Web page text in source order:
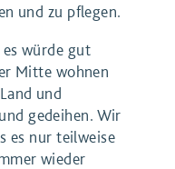
und zu pflegen.
würde gut
Mitte wohnen
und
gedeihen. Wir
es nur teilweise
wieder